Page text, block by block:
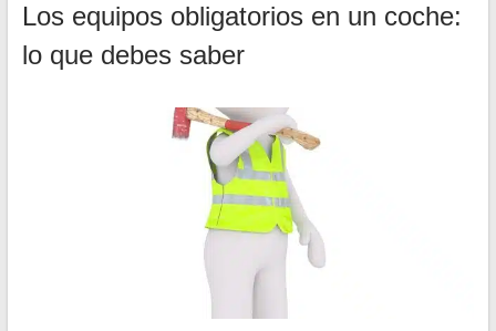
Los equipos obligatorios en un coche:
lo que debes saber